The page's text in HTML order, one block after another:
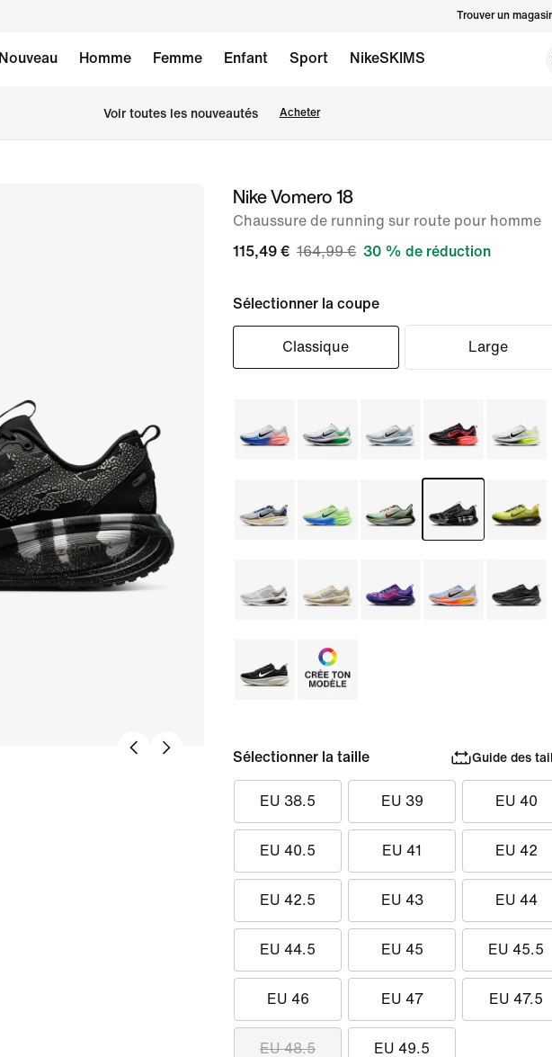
Trouver un
Nouveau Homme Femme Enfant Sport NikeSKIMS
Voir toutes les nouveautés Acheter
image 1Nike Vomero 18
Chaussure de running sur route pour homme
115,49 € 164,99 € 30 % de réduction
Sélectionner la coupe
Classique Large
Sélectionner la taille Guide des
EU 38.5 EU 39 EU 40
EU 40.5 EU 41 EU 42
EU 42.5 EU 43 EU 44
EU 44.5 EU 45 EU 45.5
EU 46 EU 47 EU 47.5
EU 48.5 EU 49.5